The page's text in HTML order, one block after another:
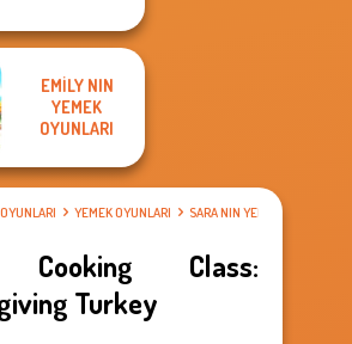
EMILY NIN
YEMEK
OYUNLARI
YEMEK OYUNLARI SARA NIN YEMEK OYUNLARI
Cooking Class:
Turkey